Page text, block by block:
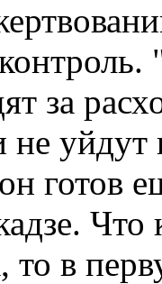
за
не уйдут
готов
Что
то в